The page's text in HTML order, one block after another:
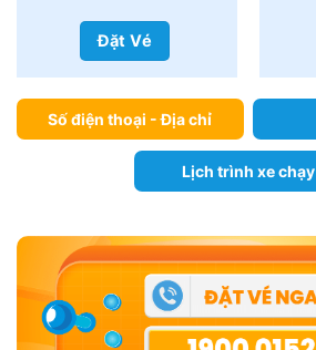
Đặt Vé
Số điện thoại - Địa chỉ
Lịch trình xe chạy